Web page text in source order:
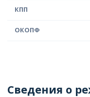
КПП
ОКОПФ
Сведения о